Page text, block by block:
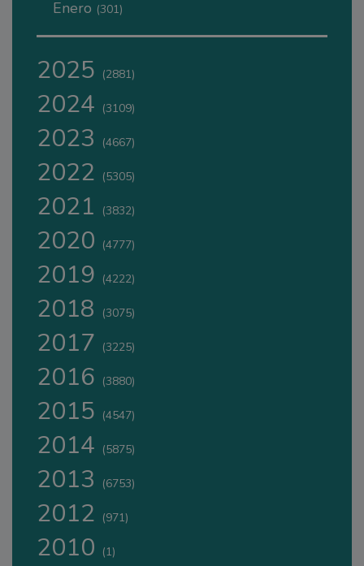
Enero (301)
2025 (2881)
2024 (3109)
2023 (4667)
2022 (5305)
2021 (3832)
2020 (4777)
2019 (4222)
2018 (3075)
2017 (3225)
2016 (3880)
2015 (4547)
2014 (5875)
2013 (6753)
2012 (971)
2010 (1)